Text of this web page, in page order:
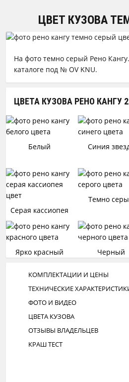
ЦВЕТ КУЗОВА
На фото темно серый Рено
каталоге под № OV KNU.
ЦВЕТА КУЗОВА РЕНО КАНГУ 2
Белый
Синия
Серая кассиопея
Темно
Ярко красный Черный
КОМПЛЕКТАЦИИ И ЦЕНЫ
ТЕХНИЧЕСКИЕ
ФОТО И ВИДЕО
ЦВЕТА КУЗОВА
ОТЗЫВЫ ВЛАДЕЛЬЦЕВ
КРАШ ТЕСТ